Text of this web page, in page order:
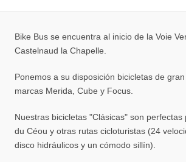
Bike Bus se encuentra al inicio de la Voie
Castelnaud la Chapelle.
Ponemos a su disposición bicicletas de
marcas Merida, Cube y Focus.
Nuestras bicicletas "Clásicas" son perfectas
du Céou y otras rutas cicloturistas (24
disco hidráulicos y un cómodo sillín).